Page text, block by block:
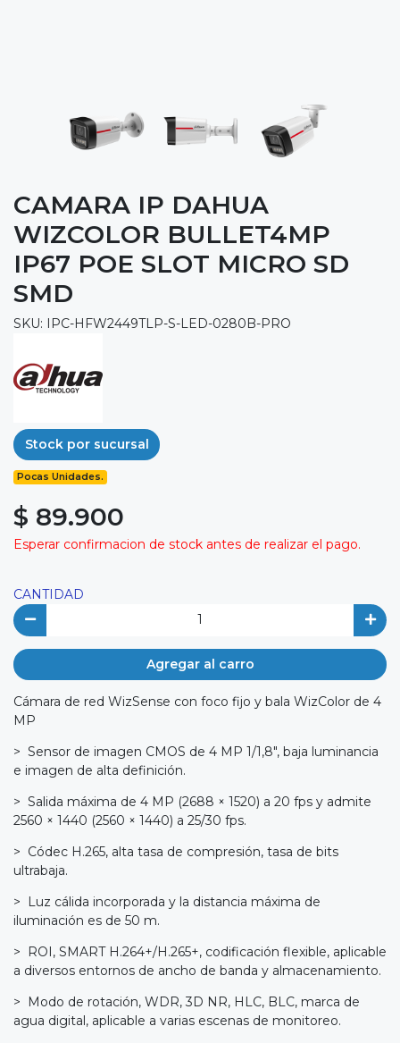
CAMARA IP DAHUA
WIZCOLOR BULLET4MP
IP67 POE SLOT MICRO SD
SMD
SKU: IPC-HFW2449TLP-S-LED-0280B-PRO
Stock por sucursal
Pocas Unidades.
$ 89.900
Esperar confirmacion de stock antes de realizar el pago.
CANTIDAD
Agregar al carro
Cámara de red WizSense con foco fijo y bala WizColor de 4
MP
> Sensor de imagen CMOS de 4 MP 1/1,8", baja luminancia
e imagen de alta definición.
> Salida máxima de 4 MP (2688 × 1520) a 20 fps y admite
2560 × 1440 (2560 × 1440) a 25/30 fps.
> Códec H.265, alta tasa de compresión, tasa de bits
ultrabaja.
> Luz cálida incorporada y la distancia máxima de
iluminación es de 50 m.
> ROI, SMART H.264+/H.265+, codificación flexible, aplicable
a diversos entornos de ancho de banda y almacenamiento.
> Modo de rotación, WDR, 3D NR, HLC, BLC, marca de
agua digital, aplicable a varias escenas de monitoreo.